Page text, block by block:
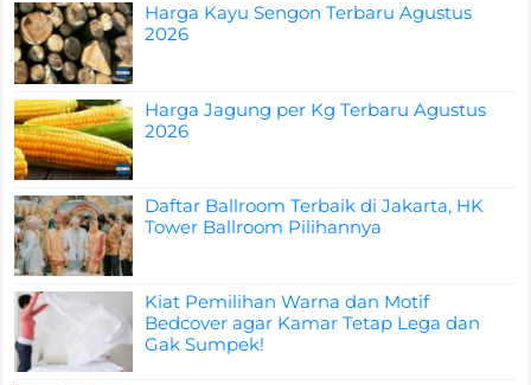
Harga Kayu Sengon Terbaru Agustus
2026
Harga Jagung per Kg Terbaru Agustus
2026
Daftar Ballroom Terbaik di Jakarta, HK
Tower Ballroom Pilihannya
Kiat Pemilihan Warna dan Motif
Bedcover agar Kamar Tetap Lega dan
Gak Sumpek!